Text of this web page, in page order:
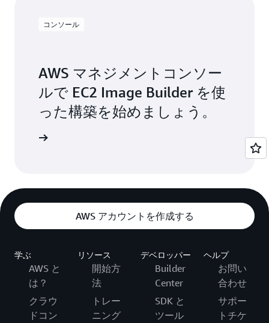
コンソール
AWS マネジメントコンソー
ルで EC2 Image Builder を使
った構築を始めましょう。
AWS アカウントを作成する
学ぶ
AWS と
は？
クラウ
ドコン
リソース
開始方
法
トレー
ニング
デベロッパー
Builder
Center
SDK と
ツール
ヘルプ
お問い
合わせ
サポー
トチケ